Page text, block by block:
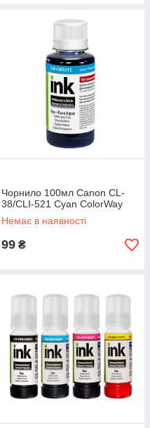
Чорнило 100мл Canon CL-
38/CLI-521 Cyan ColorWay
Немає в наявності
99 ₴